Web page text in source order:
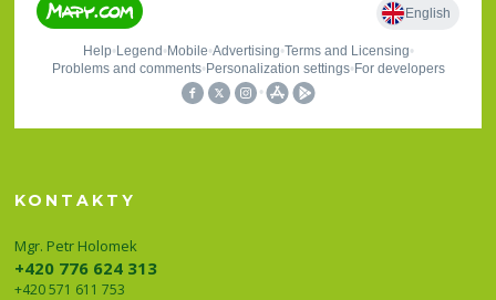
KONTAKTY
Mgr. Petr Holomek
+420 776 624 313
+420 571 611 753